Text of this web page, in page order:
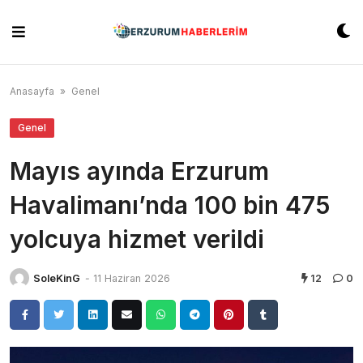
content
Anasayfa » Genel
Genel
Mayıs ayında Erzurum
Havalimanı’nda 100 bin 475
yolcuya hizmet verildi
SoleKinG - 11 Haziran 2026 12 0